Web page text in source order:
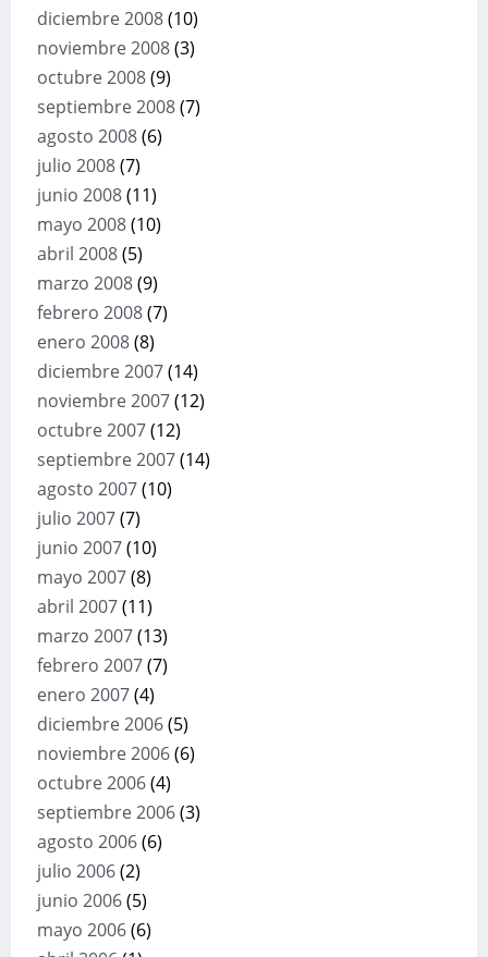
diciembre 2008(10)
noviembre 2008(3)
octubre 2008(9)
septiembre 2008(7)
agosto 2008(6)
julio 2008(7)
junio 2008(11)
mayo 2008(10)
abril 2008(5)
marzo 2008(9)
febrero 2008(7)
enero 2008(8)
diciembre 2007(14)
noviembre 2007(12)
octubre 2007(12)
septiembre 2007(14)
agosto 2007(10)
julio 2007(7)
junio 2007(10)
mayo 2007(8)
abril 2007(11)
marzo 2007(13)
febrero 2007(7)
enero 2007(4)
diciembre 2006(5)
noviembre 2006(6)
octubre 2006(4)
septiembre 2006(3)
agosto 2006(6)
julio 2006(2)
junio 2006(5)
mayo 2006(6)